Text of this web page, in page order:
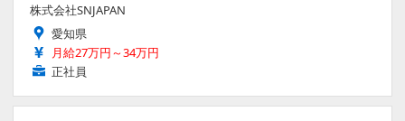
株式会社SNJAPAN
愛知県
月給27万円～34万円
正社員